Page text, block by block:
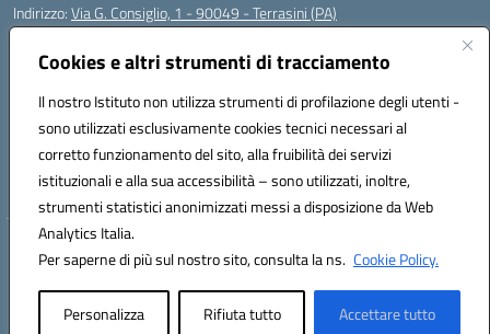
Cookies e altri strumenti di tracciamento
Il nostro Istituto non utilizza strumenti di profilazione degli utenti -
sono utilizzati esclusivamente cookies tecnici necessari al
corretto funzionamento del sito, alla fruibilità dei servizi
istituzionali e alla sua accessibilità – sono utilizzati, inoltre,
strumenti statistici anonimizzati messi a disposizione da Web
Analytics Italia.
Per saperne di più sul nostro sito, consulta la ns. Cookie Policy.
Personalizza Rifiuta tutto Accettare tutto
Indirizzo:Via G. Consiglio, 1 - 90049 - Terrasini (PA)
Centralino:
Posta elettronica certificata (PEC):paic88700d@pec.istruzione.it
Codice fiscale: 80025710825
Codice meccanografico:PAIC88700D
Codice Indice delle Pubbliche Amministrazioni (IPA): istsc_paic88700d
Codice unico di fatturazione (CUF): UF7LHF
Hosting & Powered by 3D Solution S.r.l.
Concept & Design by Designers Italia